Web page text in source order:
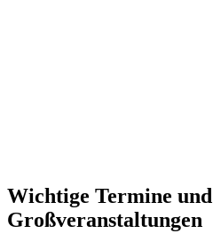
Wichtige Termine und
Großveranstaltungen